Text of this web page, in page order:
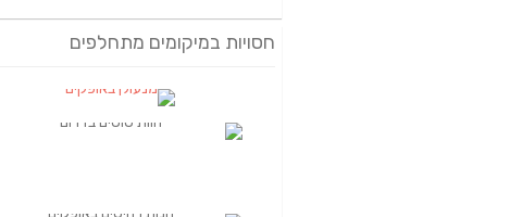
חסויות במיקומים מתחלפים